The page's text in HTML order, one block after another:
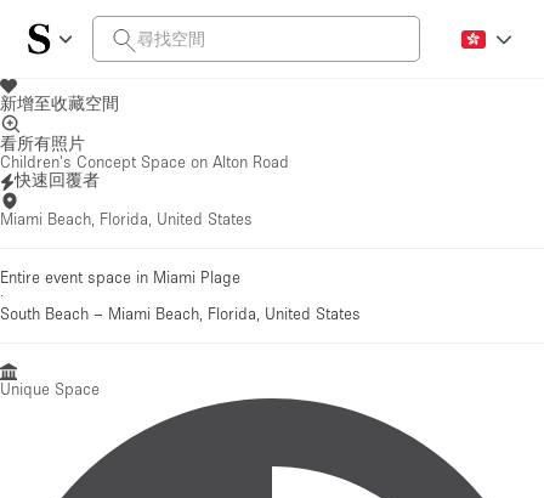
新增至收藏空間
看所有照片
Children's Concept Space on Alton Road
快速回覆者
Miami Beach, Florida, United States
Entire event space in Miami Plage
·
South Beach – Miami Beach, Florida, United States
Unique Space